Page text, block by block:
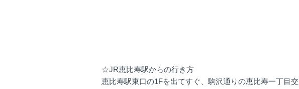
☆JR恵比寿駅からの行き方
恵比寿駅東口の1Fを出てすぐ、駒沢通りの恵比寿一丁目交